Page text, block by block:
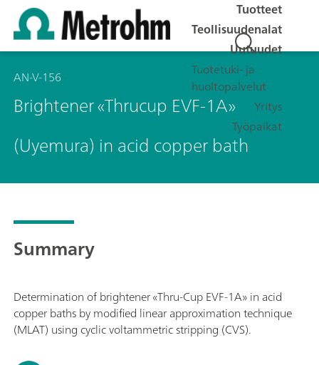
Tuotteet
Teollisuudenalat
Uutuudet
Tuotetuki- ja
huoltopalvelut
Yritys
Työpaikat
AN-V-156
Brightener «Thrucup EVF-1A»
(Uyemura) in acid copper bath
Summary
Determination of brightener «Thru-Cup EVF-1A» in acid
copper baths by modified linear approximation technique
(MLAT) using cyclic voltammetric stripping (CVS).